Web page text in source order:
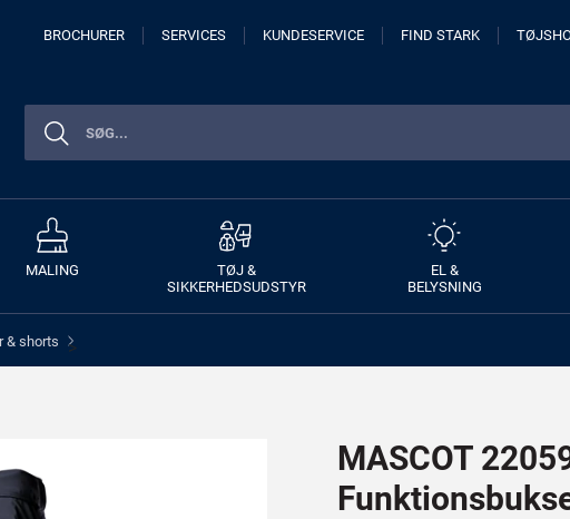
BROCHURER SERVICES KUNDESERVICE FIND STARK
MALING
TØJ &
SIKKERHEDSUDSTYR
EL &
BELYSNING
& shorts >
MASCOT